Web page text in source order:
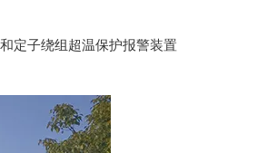
定子绕组超温保护报警装置